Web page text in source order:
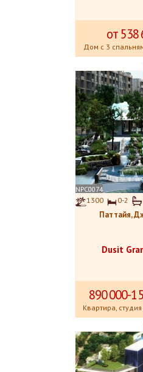
от 538.
Дом с 3
NPC0074
1300
0-2
Паттайя,
Dusit
890.000-1
Квартира,